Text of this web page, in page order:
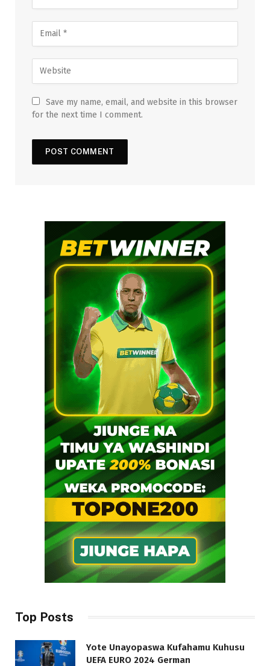
Save my name, email, and website in this browser
for the next time I comment.
Top Posts
Yote Unayopaswa Kufahamu Kuhusu
UEFA EURO 2024 German